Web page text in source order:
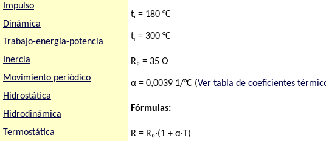
Impulso
Dinámica
Trabajo-energía-potencia
Inercia
Movimiento periódico
Hidrostática
Hidrodinámica
Termostática
tᵢ = 180 °C
tf = 300 °C
R₀ = 35 Ω
α = 0,0039 1/°C (Ver tabla de coeficientes
Fórmulas:
R = R₀·(1 + α·T)